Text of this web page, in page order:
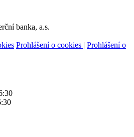
banka, a.s.
Prohlášení o cookies | Prohlášení o